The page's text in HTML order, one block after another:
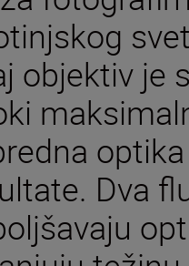
objektiv je
Dva